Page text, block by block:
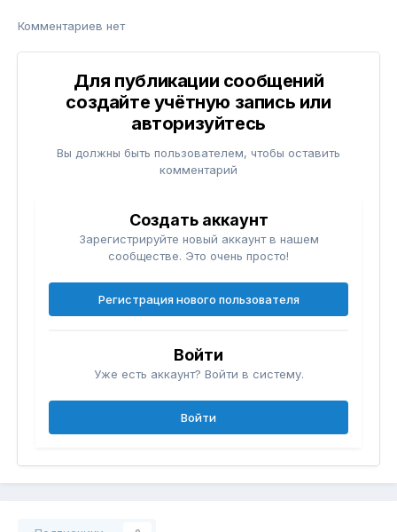
Комментариев нет
Для публикации сообщений
создайте учётную запись или
авторизуйтесь
Вы должны быть пользователем, чтобы оставить
комментарий
Создать аккаунт
Зарегистрируйте новый аккаунт в нашем
сообществе. Это очень просто!
Регистрация нового пользователя
Войти
Уже есть аккаунт? Войти в систему.
Войти